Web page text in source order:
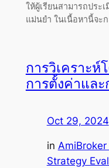
ให้ผู้เรียนสามารถประ
แม่นยำ ในเนื้อหานี้จะ
การวิเคราะห์
การตั้งค่าแล
Oct 29, 2024
in
Strategy